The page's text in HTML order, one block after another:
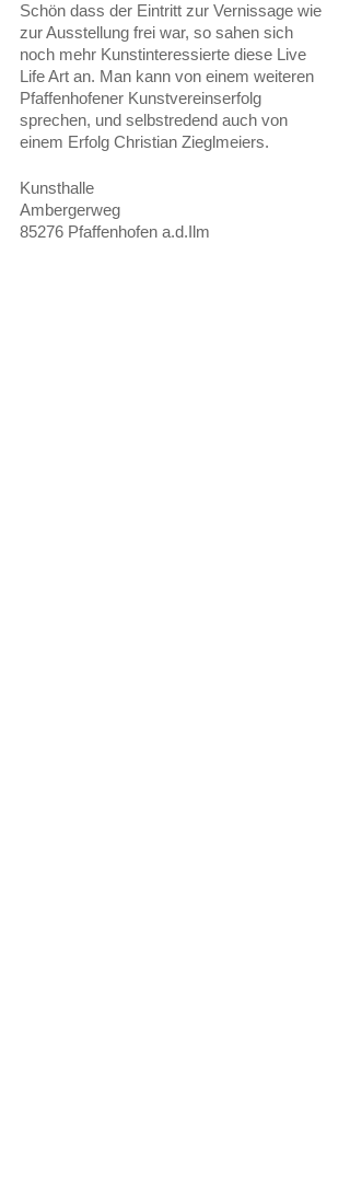
Schön dass der Eintritt zur Vernissage wie
zur Ausstellung frei war, so sahen sich
noch mehr Kunstinteressierte diese Live
Life Art an. Man kann von einem weiteren
Pfaffenhofener Kunstvereinserfolg
sprechen, und selbstredend auch von
einem Erfolg Christian Zieglmeiers.
Kunsthalle
Ambergerweg
85276 Pfaffenhofen a.d.Ilm